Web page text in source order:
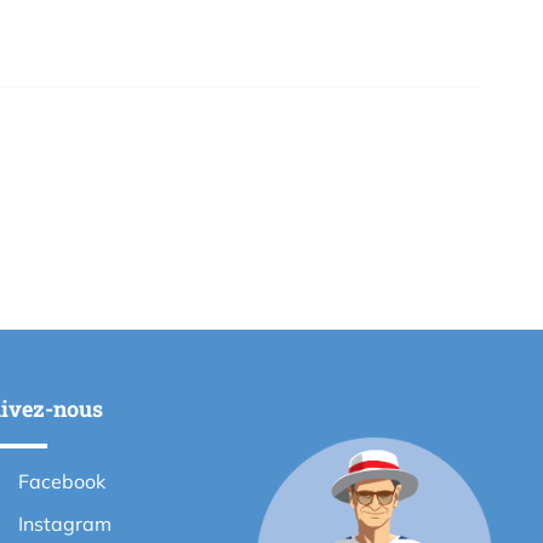
nous
Facebook
Instagram